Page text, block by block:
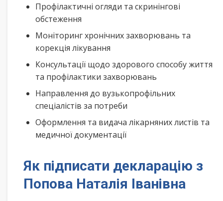
Профілактичні огляди та скринінгові
обстеження
Моніторинг хронічних захворювань та
корекція лікування
Консультації щодо здорового способу життя
та профілактики захворювань
Направлення до вузькопрофільних
спеціалістів за потреби
Оформлення та видача лікарняних листів та
медичної документації
Як підписати декларацію з
Попова Наталія Іванівна